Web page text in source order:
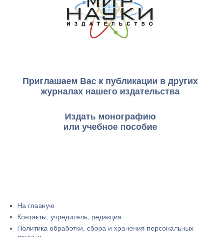
Приглашаем Вас к публикации в других
журналах нашего издательства
Издать монографию
или учебное пособие
На главную
Контакты, учредитель, редакция
Политика обработки, сбора и хранения персональных